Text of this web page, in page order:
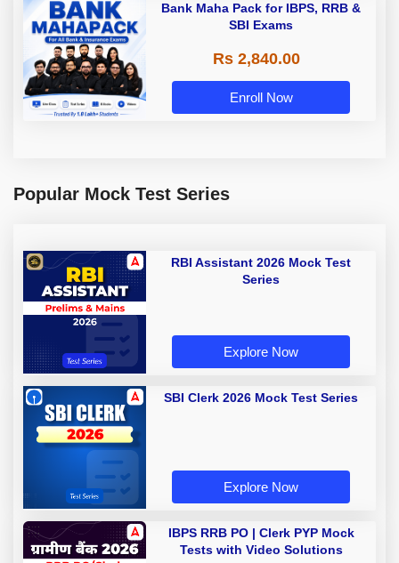
Bank Maha Pack for IBPS, RRB &
SBI Exams
Rs 2,840.00
Enroll Now
Popular Mock Test Series
RBI Assistant 2026 Mock Test
Series
Explore Now
SBI Clerk 2026 Mock Test Series
Explore Now
IBPS RRB PO | Clerk PYP Mock
Tests with Video Solutions